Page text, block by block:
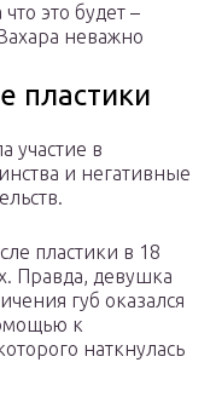
это будет –
неважно
пластики
участие в
и негативные
пластики в 18
Правда, девушка
губ оказался
к
наткнулась